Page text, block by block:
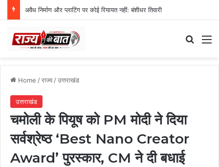
अवैध निर्माण और प्लाटिंग पर कोई रियायत नहीं: बंशीधर तिवारी
Home /राज्य/उत्तराखंड
उत्तराखंड
चमोली के पियूष को PM मोदी ने दिया
सर्वश्रेष्ठ ‘Best Nano Creator
Award’ पुरस्कार, CM ने दी बधाई